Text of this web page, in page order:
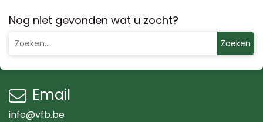
Nog niet gevonden wat u zocht?
Zoeken
Email
info@vfb.be